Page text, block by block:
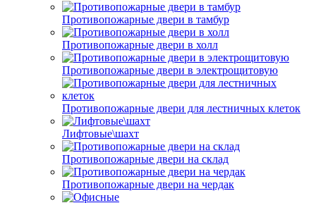
Противопожарные двери в тамбур
Противопожарные двери в холл
Противопожарные двери в электрощитовую
Противопожарные двери для лестничных клеток
Лифтовые\шахт
Противопожарные двери на склад
Противопожарные двери на чердак